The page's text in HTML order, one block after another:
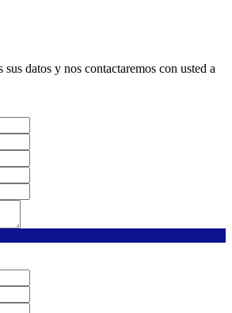
datos y nos contactaremos con usted a